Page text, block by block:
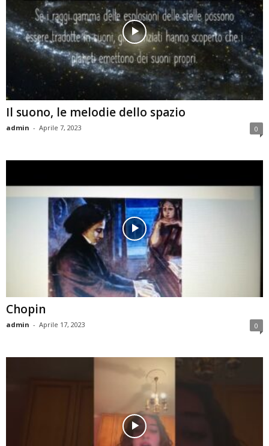
Il suono, le melodie dello spazio
admin - Aprile 7, 2023 0
Chopin
admin - Aprile 17, 2023 0